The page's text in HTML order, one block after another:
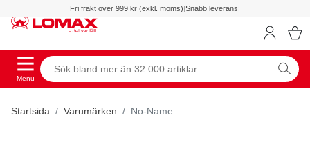
Fri frakt över 999 kr (exkl. moms)|Snabb leverans|
Menu
Startsida Varumärken No-Name